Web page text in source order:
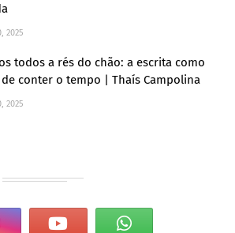
2025
todos a rés do chão: a escrita como
conter o tempo | Thaís Campolina
2025